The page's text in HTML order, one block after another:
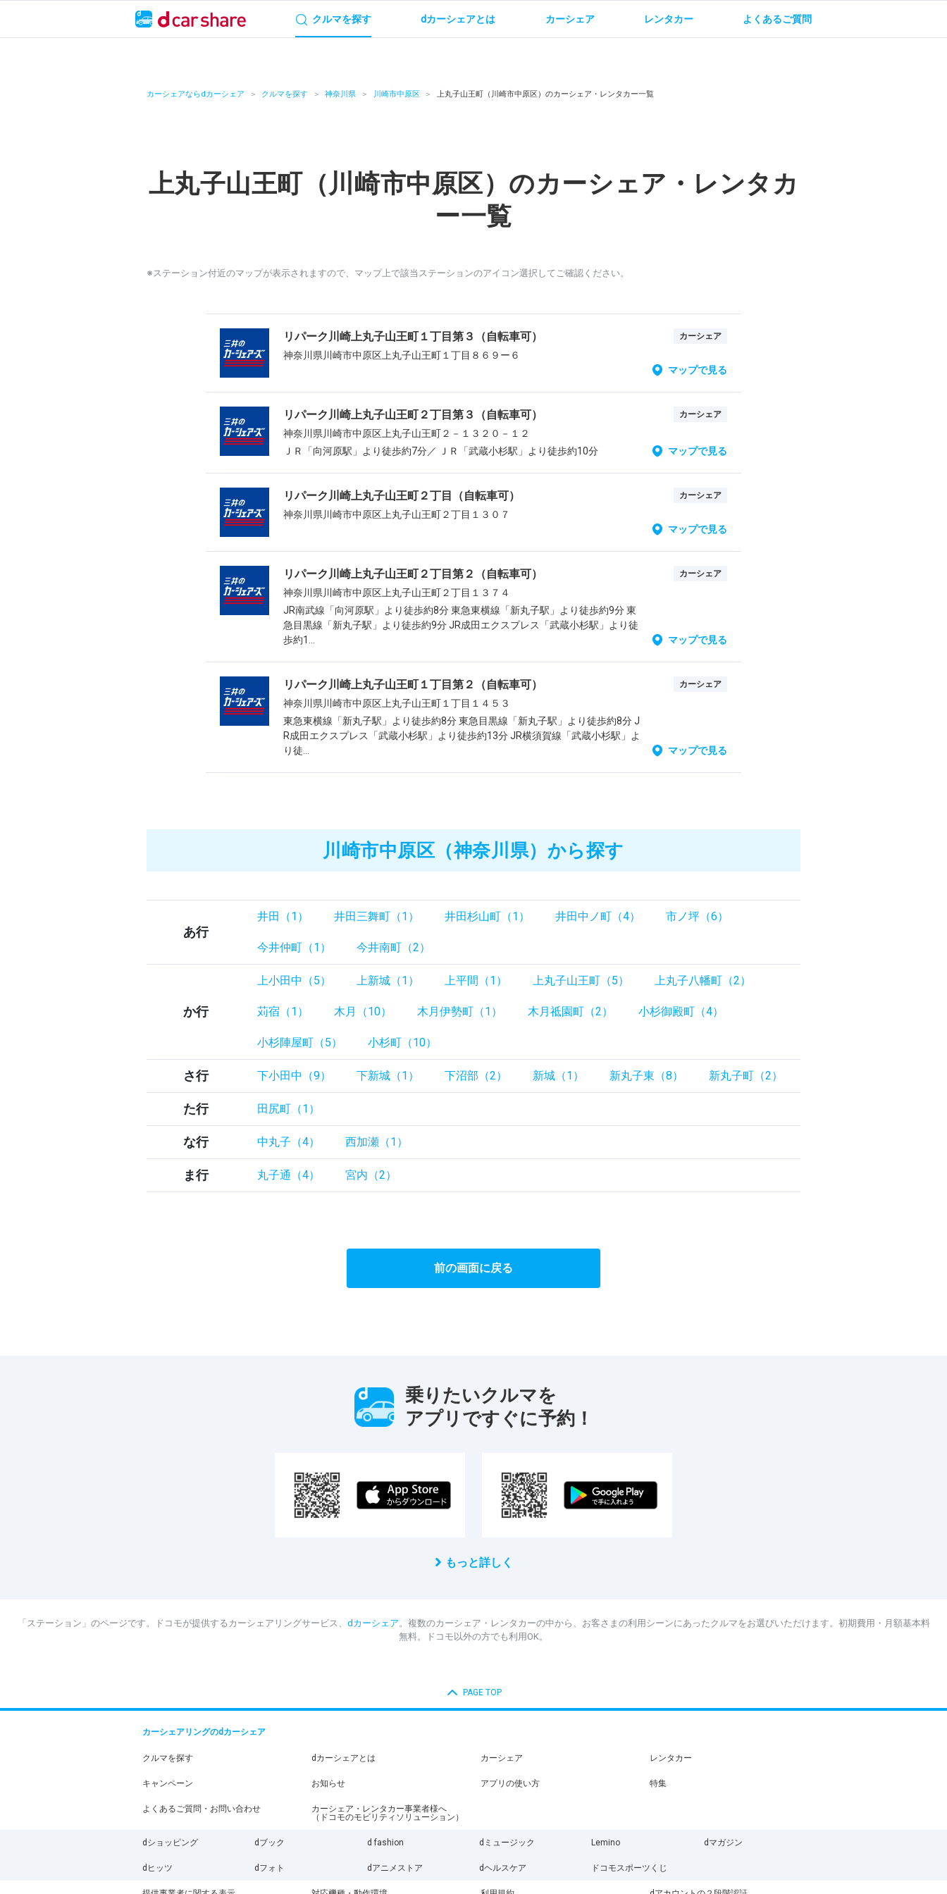
クルマを探す dカーシェアとは カーシェア レンタカー よくあるご質問
カーシェアならdカーシェア クルマを探す 神奈川県 川崎市中原区 上丸子山王町（川崎市中原区）のカーシェア・レンタカー一覧
上丸子山王町（川崎市中原区）のカーシェア・レンタカ
ー一覧
※ステーション付近のマップが表示されますので、マップ上で該当ステーションのアイコン選択してご確認ください。
リパーク川崎上丸子山王町１丁目第３（自転車可） カーシェア
神奈川県川崎市中原区上丸子山王町１丁目８６９ー６
マップで見る
リパーク川崎上丸子山王町２丁目第３（自転車可） カーシェア
神奈川県川崎市中原区上丸子山王町２－１３２０－１２
ＪＲ「向河原駅」より徒歩約7分／ ＪＲ「武蔵小杉駅」より徒歩約10分
マップで見る
リパーク川崎上丸子山王町２丁目（自転車可） カーシェア
神奈川県川崎市中原区上丸子山王町２丁目１３０７
マップで見る
リパーク川崎上丸子山王町２丁目第２（自転車可） カーシェア
神奈川県川崎市中原区上丸子山王町２丁目１３７４
JR南武線「向河原駅」より徒歩約8分 東急東横線「新丸子駅」より徒歩約9分 東
急目黒線「新丸子駅」より徒歩約9分 JR成田エクスプレス「武蔵小杉駅」より徒
歩約1...
マップで見る
リパーク川崎上丸子山王町１丁目第２（自転車可） カーシェア
神奈川県川崎市中原区上丸子山王町１丁目１４５３
東急東横線「新丸子駅」より徒歩約8分 東急目黒線「新丸子駅」より徒歩約8分 J
R成田エクスプレス「武蔵小杉駅」より徒歩約13分 JR横須賀線「武蔵小杉駅」よ
り徒...
マップで見る
川崎市中原区（神奈川県）から探す
あ行
井田（1） 井田三舞町（1） 井田杉山町（1） 井田中ノ町（4） 市ノ坪（6）
今井仲町（1） 今井南町（2）
か行
上小田中（5） 上新城（1） 上平間（1） 上丸子山王町（5） 上丸子八幡町（2）
苅宿（1） 木月（10） 木月伊勢町（1） 木月祗園町（2） 小杉御殿町（4）
小杉陣屋町（5） 小杉町（10）
さ行 下小田中（9） 下新城（1） 下沼部（2） 新城（1） 新丸子東（8） 新丸子町（2）
た行 田尻町（1）
な行 中丸子（4） 西加瀬（1）
ま行 丸子通（4） 宮内（2）
前の画面に戻る
乗りたいクルマを
アプリですぐに予約！
もっと詳しく
「ステーション」のページです。ドコモが提供するカーシェアリングサービス、 dカーシェア。複数のカーシェア・レンタカーの中から、お客さまの利用シーンにあったクルマをお選びいただけます。初期費用・月額基本料
無料。ドコモ以外の方でも利用OK。
PAGE TOP
カーシェアリングのdカーシェア
クルマを探す dカーシェアとは カーシェア レンタカー
キャンペーン お知らせ アプリの使い方 特集
よくあるご質問・お問い合わせ
カーシェア・レンタカー事業者様へ
（ドコモのモビリティソリューション）
dショッピング dブック d fashion dミュージック Lemino dマガジン
dヒッツ dフォト dアニメストア dヘルスケア ドコモスポーツくじ
よくあるご質問・お問い合わせ